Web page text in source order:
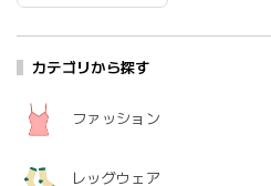
カテゴリから探す
ファッション
レッグウェア